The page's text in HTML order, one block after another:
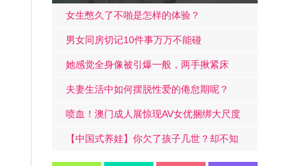
女生憋久了不啪是怎样的体验？
男女同房切记10件事万万不能碰
她感觉全身像被引爆一般，两手揪紧床
单，身子难耐的弓起……
夫妻生活中如何摆脱性爱的倦怠期呢？
喷血！澳门成人展惊现AV女优捆绑大尺度
戏码！
【中国式养娃】你欠了孩子几世？却不知
道放手才是高质量的爱.....